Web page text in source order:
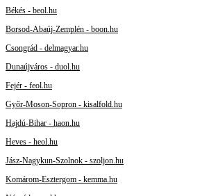
Békés - beol.hu
Borsod-Abaúj-Zemplén - boon.hu
Csongrád - delmagyar.hu
Dunaújváros - duol.hu
Fejér - feol.hu
Győr-Moson-Sopron - kisalfold.hu
Hajdú-Bihar - haon.hu
Heves - heol.hu
Jász-Nagykun-Szolnok - szoljon.hu
Komárom-Esztergom - kemma.hu